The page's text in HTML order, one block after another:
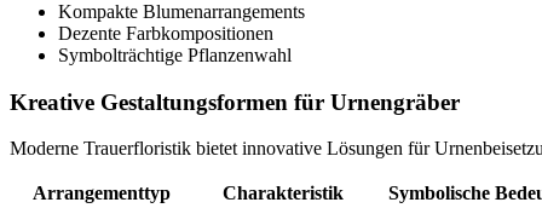
Kompakte Blumenarrangements
Dezente Farbkompositionen
Symbolträchtige Pflanzenwahl
Kreative Gestaltungsformen für Urnengräber
Moderne Trauerfloristik bietet innovative Lösungen für
Arrangementtyp Charakteristik
Symbolische